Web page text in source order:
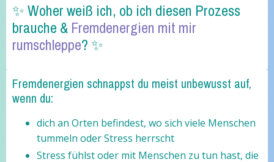
✨ Woher weiß ich, ob ich diesen Prozess
brauche & Fremdenergien mit mir
rumschleppe? ✨
Fremdenergien schnappst du meist unbewusst auf,
wenn du:
dich an Orten befindest, wo sich viele Menschen
tummeln oder Stress herrscht
Stress fühlst oder mit Menschen zu tun hast, die